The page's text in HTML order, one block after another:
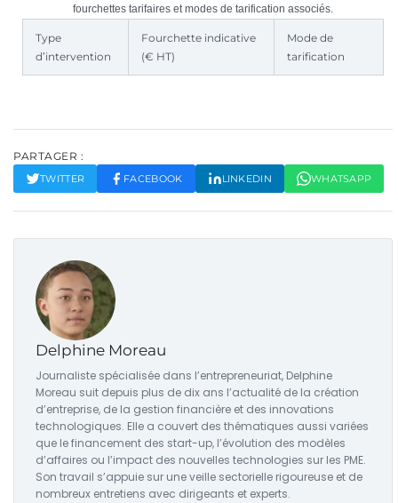
fourchettes tarifaires et modes de tarification associés.
Type
d’intervention
Fourchette indicative
(€ HT)
Mode de
tarification
PARTAGER :
TWITTER FACEBOOK LINKEDIN WHATSAPP
Delphine Moreau
Journaliste spécialisée dans l’entrepreneuriat, Delphine
Moreau suit depuis plus de dix ans l’actualité de la création
d’entreprise, de la gestion financière et des innovations
technologiques. Elle a couvert des thématiques aussi variées
que le financement des start-up, l’évolution des modèles
d’affaires ou l’impact des nouvelles technologies sur les PME.
Son travail s’appuie sur une veille sectorielle rigoureuse et de
nombreux entretiens avec dirigeants et experts.